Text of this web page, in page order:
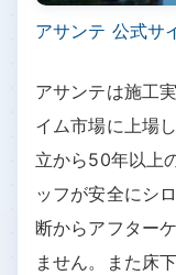
アサンテ 公式サ
アサンテは施工
イム市場に上場
立から50年以上
ッフが安全にシ
断からアフター
ません。また床